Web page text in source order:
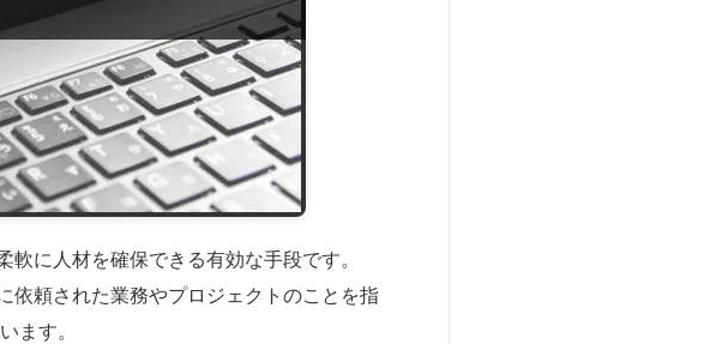
軟に人材を確保できる有効な手段です。
依頼された業務やプロジェクトのことを指
ます。